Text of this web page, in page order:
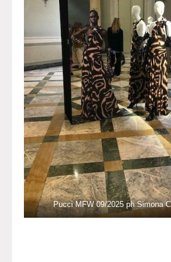
Pucci MFW 09/2025 ph Simona